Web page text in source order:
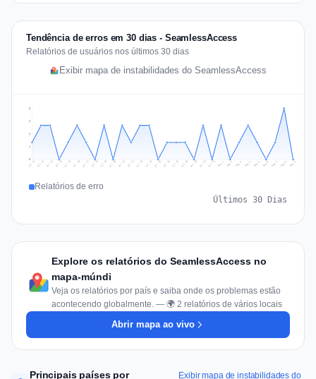
Tendência de erros em 30 dias - SeamlessAccess
Relatórios de usuários nos últimos 30 dias
Exibir mapa de instabilidades do SeamlessAccess
1
2
2
3
Jul 11 Jul 12 Jul 13 Jul 14 Jul 15 Jul 16 Jul 17 Jul 18 Jul 19 Jul 20 Jul 21 Jul 22 Jul 23 Jul 24 Jul 25 Jul 26 Jul 27 Jul 28 Jul 29 Jul 30 Jul 31 Aug 1 Aug 2 Aug 3 Aug 4 Aug 5 Aug 6 Aug 7 Aug 8 Aug 9
Relatórios de erro
Últimos 30 Dias
Explore os relatórios do SeamlessAccess no
mapa-múndi
Veja os relatórios por país e saiba onde os problemas estão
acontecendo globalmente. — 🌍 2 relatórios de vários locais
Abrir mapa ao vivo
Principais países por Exibir mapa de instabilidades do